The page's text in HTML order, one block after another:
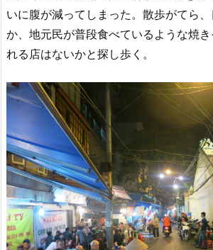
いに腹が減ってしまった。散歩がてら
か、地元民が普段食べているような焼き
れる店はないかと探し歩く。